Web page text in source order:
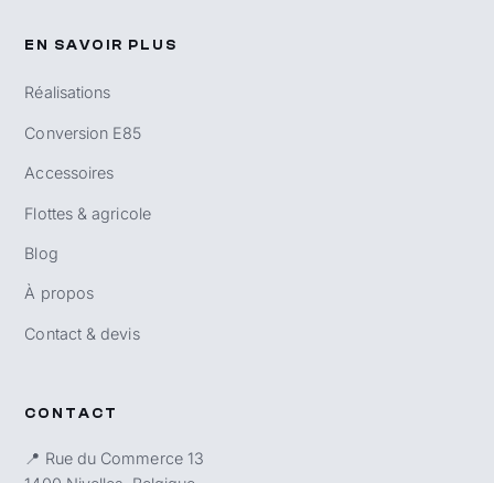
EN SAVOIR PLUS
Réalisations
Conversion E85
Accessoires
Flottes & agricole
Blog
À propos
Contact & devis
CONTACT
📍 Rue du Commerce 13